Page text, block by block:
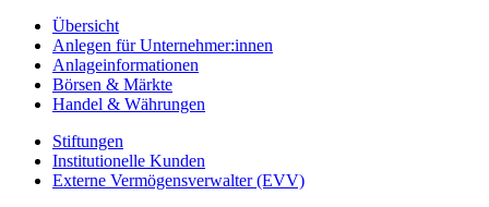
Übersicht
Anlegen für Unternehmer:innen
Anlageinformationen
Börsen & Märkte
Handel & Währungen
Stiftungen
Institutionelle Kunden
Externe Vermögensverwalter (EVV)